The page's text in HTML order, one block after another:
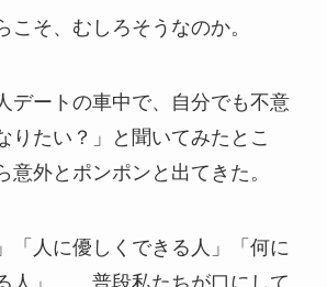
こそ、むしろそうなのか。
デートの車中で、自分でも不意
りたい？」と聞いてみたとこ
意外とポンポンと出てきた。
「人に優しくできる人」「何に